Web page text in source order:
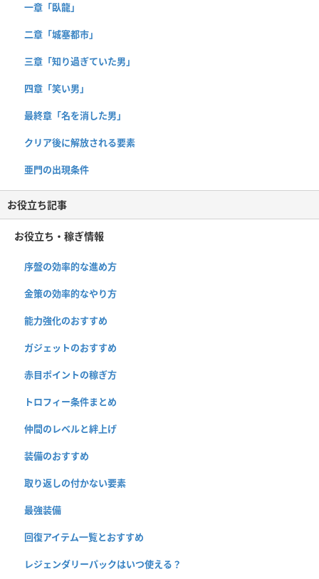
一章「臥龍」
二章「城塞都市」
三章「知り過ぎていた男」
四章「笑い男」
最終章「名を消した男」
クリア後に解放される要素
亜門の出現条件
お役立ち記事
お役立ち・稼ぎ情報
序盤の効率的な進め方
金策の効率的なやり方
能力強化のおすすめ
ガジェットのおすすめ
赤目ポイントの稼ぎ方
トロフィー条件まとめ
仲間のレベルと絆上げ
装備のおすすめ
取り返しの付かない要素
最強装備
回復アイテム一覧とおすすめ
レジェンダリーパックはいつ使える？